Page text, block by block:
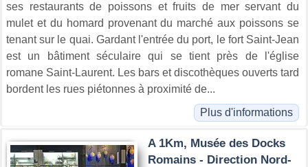
ses restaurants de poissons et fruits de mer servant du
mulet et du homard provenant du marché aux poissons se
tenant sur le quai. Gardant l'entrée du port, le fort Saint-Jean
est un bâtiment séculaire qui se tient près de l'église
romane Saint-Laurent. Les bars et discothèques ouverts tard
bordent les rues piétonnes à proximité de...
Plus d'informations
A 1Km, Musée des Docks
Romains - Direction Nord-